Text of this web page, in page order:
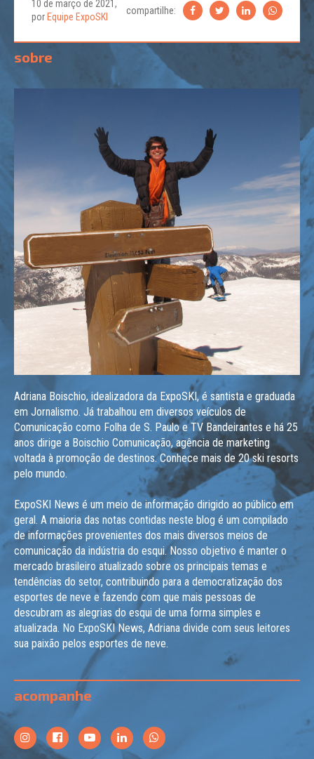
10 de março de 2021,
por Equipe ExpoSKI
compartilhe:
sobre
Adriana Boischio, idealizadora da ExpoSKI, é santista e graduada
em Jornalismo. Já trabalhou em diversos veículos de
Comunicação como Folha de S. Paulo e TV Bandeirantes e há 25
anos dirige a Boischio Comunicação, agência de marketing
voltada à promoção de destinos. Conhece mais de 20 ski resorts
pelo mundo.
ExpoSKI News é um meio de informação dirigido ao público em
geral. A maioria das notas contidas neste blog é um compilado
de informações provenientes dos mais diversos meios de
comunicação da indústria do esqui. Nosso objetivo é manter o
mercado brasileiro atualizado sobre os principais temas e
tendências do setor, contribuindo para a democratização dos
esportes de neve e fazendo com que mais pessoas de
descubram as alegrias do esqui de uma forma simples e
atualizada. No ExpoSKI News, Adriana divide com seus leitores
sua paixão pelos esportes de neve.
acompanhe